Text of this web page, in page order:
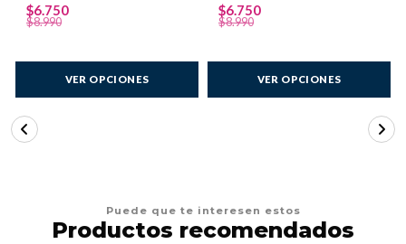
$6.750
$8.990
VER OPCIONES
$6.750
$8.990
VER OPCIONES
Puede que te interesen estos
Productos recomendados